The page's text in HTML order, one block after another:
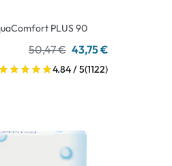
PLUS 90
50,47 € 43,75 €
4.84 / 5(1122)